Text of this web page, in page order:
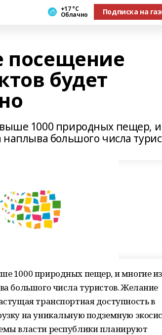
+17 °С
Облачно Подписка на
посещение
будет
1000 природных пещер,
большого числа
1000 природных пещер, и многие
большого числа туристов. Желание
транспортная доступность в
на уникальную подземную
власти республики планируют